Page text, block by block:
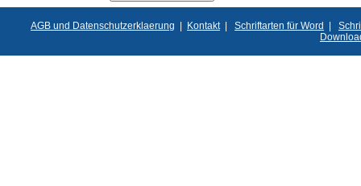
AGB und Datenschutzerklaerung | Kontakt| Schriftarten für Word |